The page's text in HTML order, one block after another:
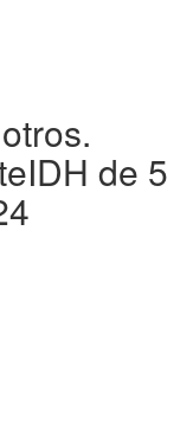
de 5